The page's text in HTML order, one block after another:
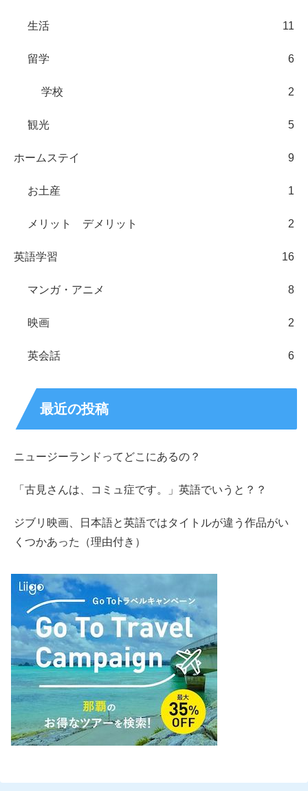
生活 11
留学 6
学校 2
観光 5
ホームステイ 9
お土産 1
メリット デメリット 2
英語学習 16
マンガ・アニメ 8
映画 2
英会話 6
最近の投稿
ニュージーランドってどこにあるの？
「古見さんは、コミュ症です。」英語でいうと？？
ジブリ映画、日本語と英語ではタイトルが違う作品がい
くつかあった（理由付き）